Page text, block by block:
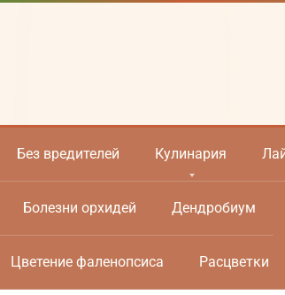
Без вредителей Кулинария
Болезни орхидей Дендробиум
Цветение фаленопсиса Расцветки